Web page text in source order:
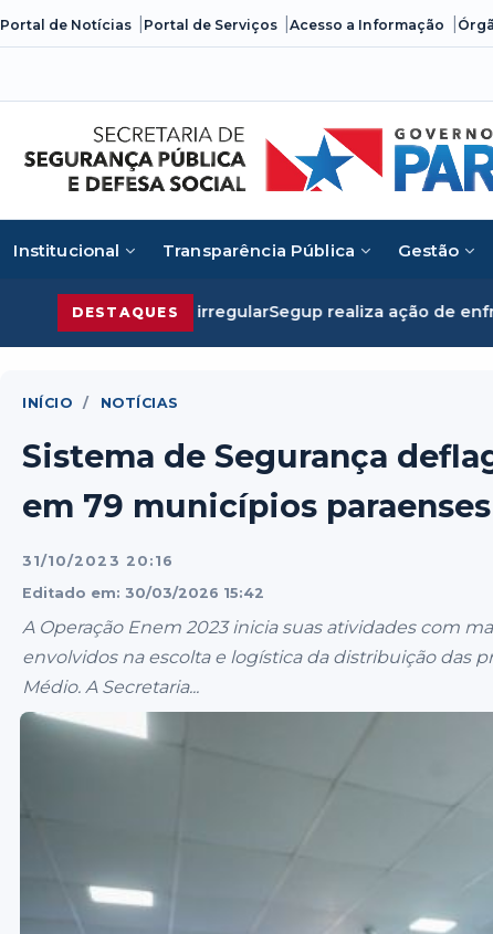
Portal de Notícias Portal de Serviços Acesso a Informação
Institucional Transparência Pública Gestão
DESTAQUES
Segup realiza ação de enfrentamento ao
INÍCIO / NOTÍCIAS
Sistema de Segurança
em 79 municípios paraenses
31/10/2023 20:16
Editado em: 30/03/2026 15:42
A Operação Enem 2023 inicia suas atividades com
envolvidos na escolta e logística da distribuição das
Médio. A Secretaria...